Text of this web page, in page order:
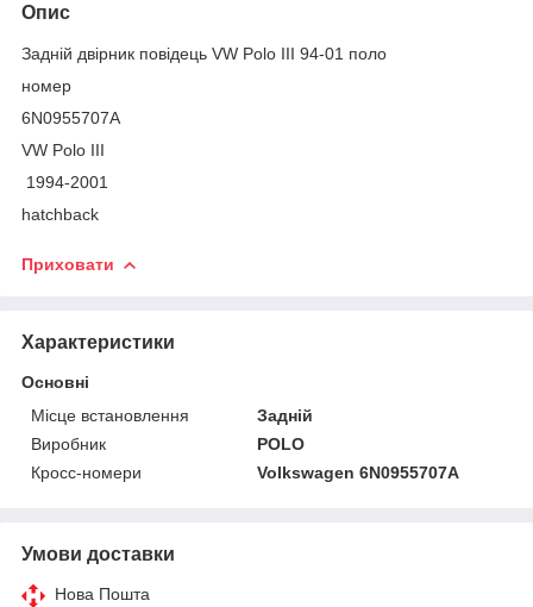
Опис
Задній двірник повідець VW Polo III 94-01 поло
номер
6N0955707A
VW Polo III
1994-2001
hatchback
Приховати
Характеристики
Основні
Місце встановлення
Задній
Виробник
POLO
Кросс-номери
Volkswagen 6N0955707A
Умови доставки
Нова Пошта